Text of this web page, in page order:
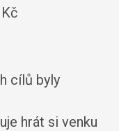
cílů byly
hrát si venku